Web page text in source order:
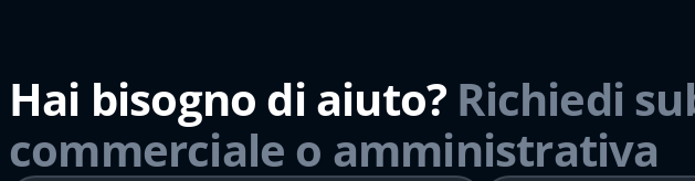
Hai bisogno di aiuto? Richiedi
commerciale o amministrativa